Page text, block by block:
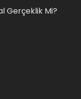
Gerçeklik Mi?